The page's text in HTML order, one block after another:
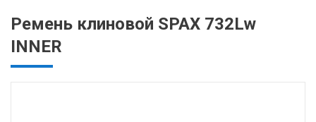
Ремень клиновой SPAX 732Lw
INNER